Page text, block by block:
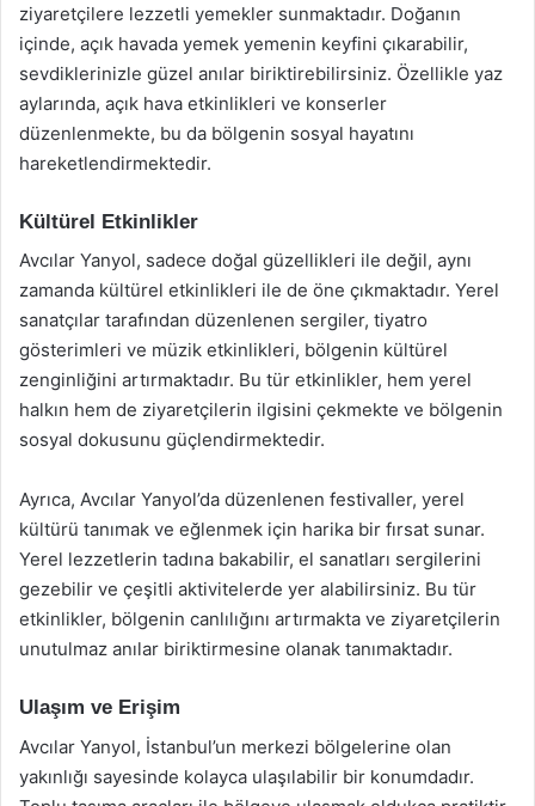
ziyaretçilere lezzetli yemekler sunmaktadır. Doğanın
içinde, açık havada yemek yemenin keyfini çıkarabilir,
sevdiklerinizle güzel anılar biriktirebilirsiniz. Özellikle yaz
aylarında, açık hava etkinlikleri ve konserler
düzenlenmekte, bu da bölgenin sosyal hayatını
hareketlendirmektedir.
Kültürel Etkinlikler
Avcılar Yanyol, sadece doğal güzellikleri ile değil, aynı
zamanda kültürel etkinlikleri ile de öne çıkmaktadır. Yerel
sanatçılar tarafından düzenlenen sergiler, tiyatro
gösterimleri ve müzik etkinlikleri, bölgenin kültürel
zenginliğini artırmaktadır. Bu tür etkinlikler, hem yerel
halkın hem de ziyaretçilerin ilgisini çekmekte ve bölgenin
sosyal dokusunu güçlendirmektedir.
Ayrıca, Avcılar Yanyol’da düzenlenen festivaller, yerel
kültürü tanımak ve eğlenmek için harika bir fırsat sunar.
Yerel lezzetlerin tadına bakabilir, el sanatları sergilerini
gezebilir ve çeşitli aktivitelerde yer alabilirsiniz. Bu tür
etkinlikler, bölgenin canlılığını artırmakta ve ziyaretçilerin
unutulmaz anılar biriktirmesine olanak tanımaktadır.
Ulaşım ve Erişim
Avcılar Yanyol, İstanbul’un merkezi bölgelerine olan
yakınlığı sayesinde kolayca ulaşılabilir bir konumdadır.